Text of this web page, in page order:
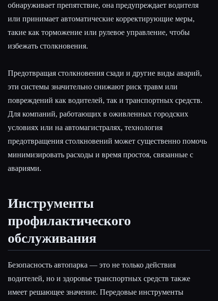
обнаруживает препятствие, она предупреждает водителя
или принимает автоматические корректирующие меры,
такие как торможение или рулевое управление, чтобы
избежать столкновения.
Предотвращая столкновения сзади и другие виды аварий,
эти системы значительно снижают риск травм или
повреждений как водителей, так и транспортных средств.
Для компаний, работающих в оживленных городских
условиях или на автомагистралях, технология
предотвращения столкновений может существенно помочь
минимизировать расходы и время простоя, связанные с
авариями.
Инструменты
профилактического
обслуживания
Безопасность автопарка — это не только действия
водителей, но и здоровье транспортных средств также
имеет решающее значение. Передовые инструменты